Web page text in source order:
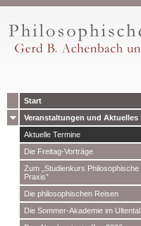
Start
Veranstaltungen und Aktuelles
Aktuelle Termine
Die Freitag-Vorträge
Zum „Studienkurs Philosophische
Praxis”
Die philosophischen Reisen
Die Sommer-Akademie im Ultental